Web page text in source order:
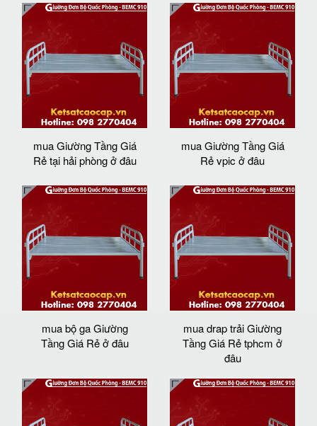
mua Giường Tầng Giá
Rẻ tại hải phòng ở đâu
mua Giường Tầng Giá
Rẻ vpic ở đâu
mua bộ ga Giường
Tầng Giá Rẻ ở đâu
mua drap trải Giường
Tầng Giá Rẻ tphcm ở
đâu